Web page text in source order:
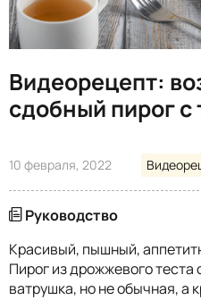
Видеорецепт:
сдобный пирог с
10 февраля, 2022
Руководство
Красивый, пышный,
Пирог из дрожжевого теста
ватрушка, но не обычная, а